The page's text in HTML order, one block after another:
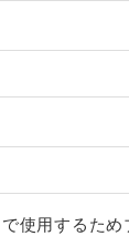
使用するた